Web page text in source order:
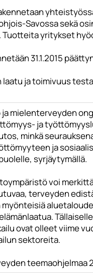
Savossa sekä
yritykset
31.1.2015
ja toimivuus
mielenterveyden
ja
minkä
ja
syrjäytymällä.
voi
terveyden
ovat olleet viime
sektoreita.
teemaohjelmaa